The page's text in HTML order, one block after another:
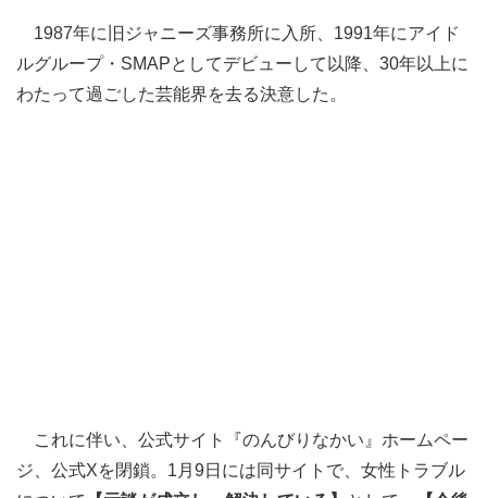
1987年に旧ジャニーズ事務所に入所、1991年にアイド
ルグループ・SMAPとしてデビューして以降、30年以上に
わたって過ごした芸能界を去る決意した。
これに伴い、公式サイト『のんびりなかい』ホームペー
ジ、公式Xを閉鎖。1月9日には同サイトで、女性トラブル